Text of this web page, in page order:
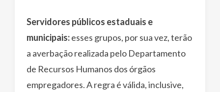
Servidores públicos estaduais e
municipais:esses grupos, por sua vez, terão
a averbação realizada pelo Departamento
de Recursos Humanos dos órgãos
empregadores. A regra é válida, inclusive,